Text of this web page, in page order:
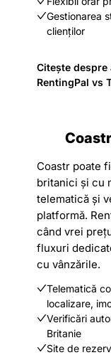
Gestionarea
clienților
Citește despre
RentingPal vs
Coastr
Coastr poate
britanici și cu
telematică și
platformă.
când vrei
fluxuri
cu vânzările.
Telematică
localizare,
Verificări
Britanie
Site de